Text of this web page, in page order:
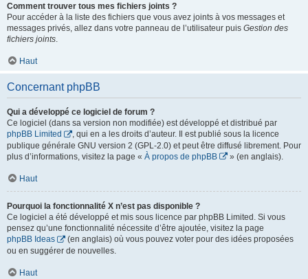
Comment trouver tous mes fichiers joints ?
Pour accéder à la liste des fichiers que vous avez joints à vos messages et
messages privés, allez dans votre panneau de l’utilisateur puis Gestion des
fichiers joints.
Haut
Concernant phpBB
Qui a développé ce logiciel de forum ?
Ce logiciel (dans sa version non modifiée) est développé et distribué par
phpBB Limited
, qui en a les droits d’auteur. Il est publié sous la licence
publique générale GNU version 2 (GPL-2.0) et peut être diffusé librement. Pour
plus d’informations, visitez la page « À propos de phpBB » (en anglais).
Haut
Pourquoi la fonctionnalité X n’est pas disponible ?
Ce logiciel a été développé et mis sous licence par phpBB Limited. Si vous
pensez qu’une fonctionnalité nécessite d’être ajoutée, visitez la page
phpBB Ideas
(en anglais) où vous pouvez voter pour des idées proposées
ou en suggérer de nouvelles.
Haut